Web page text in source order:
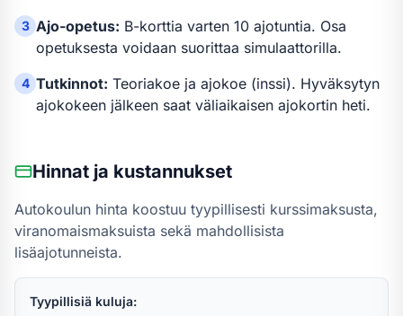
3 Ajo-opetus: B-korttia varten 10 ajotuntia. Osa
opetuksesta voidaan suorittaa simulaattorilla.
4 Tutkinnot: Teoriakoe ja ajokoe (inssi). Hyväksytyn
ajokokeen jälkeen saat väliaikaisen ajokortin heti.
Hinnat ja kustannukset
Autokoulun hinta koostuu tyypillisesti kurssimaksusta,
viranomaismaksuista sekä mahdollisista
lisäajotunneista.
Tyypillisiä kuluja: